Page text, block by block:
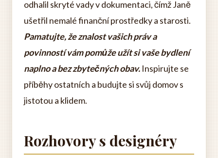
odhalil skryté vady v dokumentaci, čímž Janě
ušetřil nemalé finanční prostředky a starosti.
Pamatujte, že znalost vašich práv a
povinností vám pomůže užít si vaše bydlení
naplno a bez zbytečných obav. Inspirujte se
příběhy ostatních a budujte si svůj domov s
jistotou a klidem.
Rozhovory s designéry